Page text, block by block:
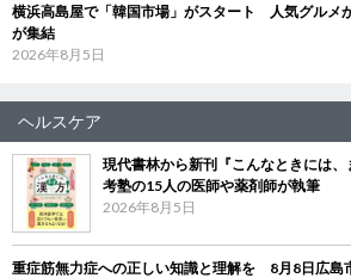
横浜高島屋で「韓国市場」がスタート 人気グルメ
が集結
2026年8月5日
ヘルスケア
現代書林から新刊『こんなときには
考塾の15人の医師や薬剤師が執筆
2026年8月5日
重症筋無力症への正しい知識と理解を 8月8日広島